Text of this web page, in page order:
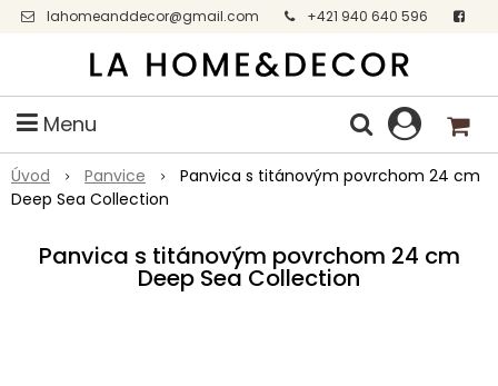
lahomeanddecor@gmail.com
+421 940 640 596
Facebook
Menu
Úvod Panvice
Panvica s titánovým povrchom 24 cm
Deep Sea Collection
Panvica s titánovým povrchom 24 cm
Deep Sea Collection